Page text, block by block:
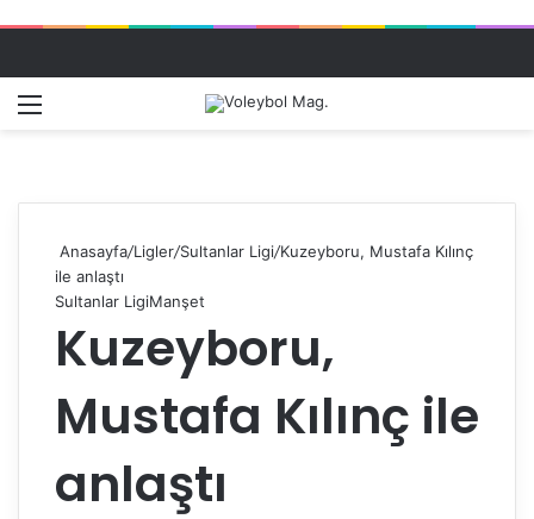
Anasayfa/Ligler/Sultanlar Ligi/Kuzeyboru, Mustafa Kılınç
ile anlaştı
Sultanlar LigiManşet
Kuzeyboru,
Mustafa Kılınç ile
anlaştı